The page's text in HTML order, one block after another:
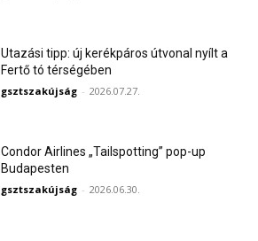
Utazási tipp: új kerékpáros útvonal nyílt a
Fertő tó térségében
gsztszakújság - 2026.07.27.
Condor Airlines „Tailspotting” pop-up
Budapesten
gsztszakújság - 2026.06.30.